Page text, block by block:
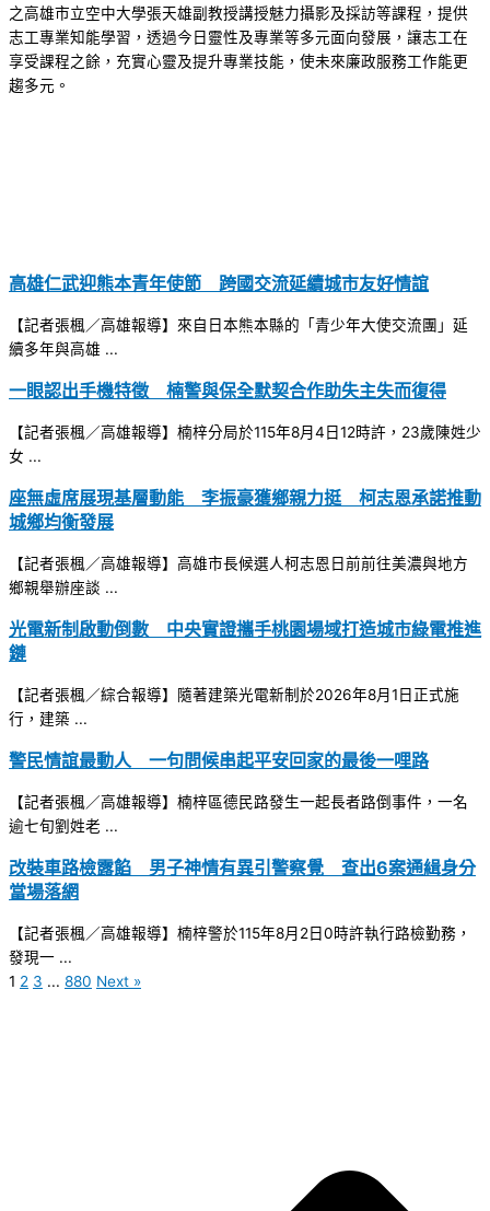
之高雄市立空中大學張天雄副教授講授魅力攝影及採訪等課程，提供
志工專業知能學習，透過今日靈性及專業等多元面向發展，讓志工在
享受課程之餘，充實心靈及提升專業技能，使未來廉政服務工作能更
趨多元。
高雄仁武迎熊本青年使節 跨國交流延續城市友好情誼
【記者張楓／高雄報導】來自日本熊本縣的「青少年大使交流團」延
續多年與高雄 ...
一眼認出手機特徵 楠警與保全默契合作助失主失而復得
【記者張楓／高雄報導】楠梓分局於115年8月4日12時許，23歲陳姓少
女 ...
座無虛席展現基層動能 李振豪獲鄉親力挺 柯志恩承諾推動
城鄉均衡發展
【記者張楓／高雄報導】高雄市長候選人柯志恩日前前往美濃與地方
鄉親舉辦座談 ...
光電新制啟動倒數 中央實證攜手桃園場域打造城市綠電推進
鏈
【記者張楓／綜合報導】隨著建築光電新制於2026年8月1日正式施
行，建築 ...
警民情誼最動人 一句問候串起平安回家的最後一哩路
【記者張楓／高雄報導】楠梓區德民路發生一起長者路倒事件，一名
逾七旬劉姓老 ...
改裝車路檢露餡 男子神情有異引警察覺 查出6案通緝身分
當場落網
【記者張楓／高雄報導】楠梓警於115年8月2日0時許執行路檢勤務，
發現一 ...
1 2 3 ... 880 Next »